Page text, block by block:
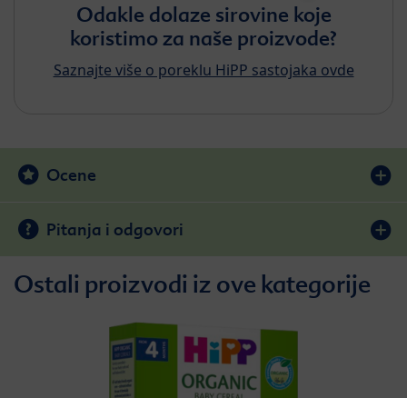
Odakle dolaze sirovine koje
koristimo za naše proizvode?
Saznajte više o poreklu HiPP sastojaka ovde
Ocene
Pitanja i odgovori
Ostali proizvodi iz ove kategorije